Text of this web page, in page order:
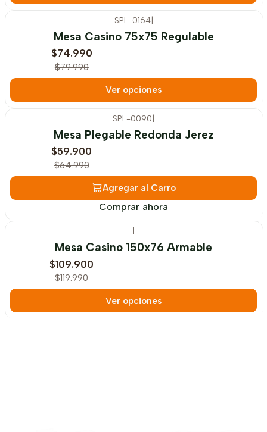
SPL-0164|
Mesa Casino 75x75 Regulable
$74.990
$79.990
Ver opciones
OFF
SPL-0090
Mesa Plegable Redonda Jerez
$59.900
$64.990
Agregar al Carro
Comprar ahora
OFF
Mesa Casino 150x76 Armable
$109.900
$119.990
Ver opciones